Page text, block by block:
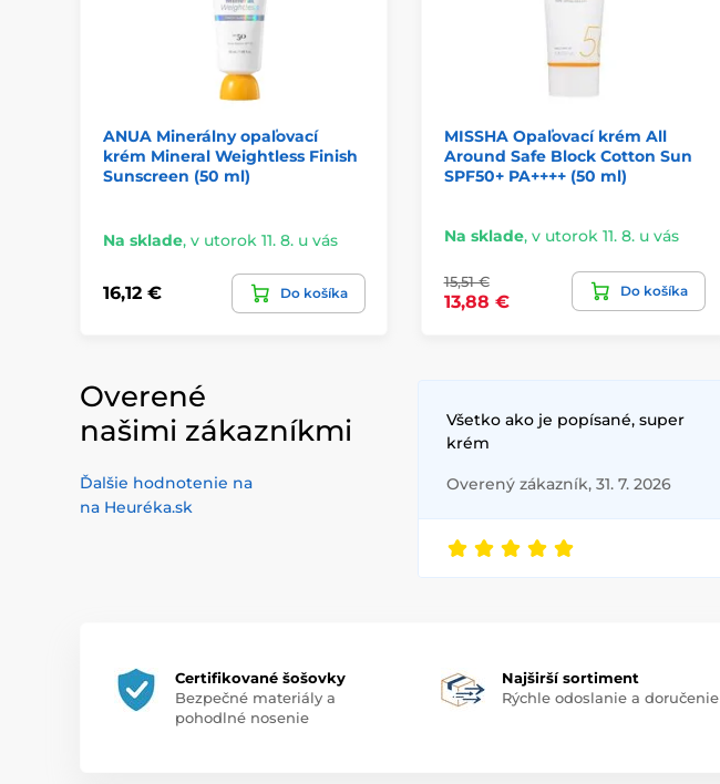
ANUA Minerálny opaľovací
krém Mineral Weightless Finish
Sunscreen (50 ml)
Na sklade, v utorok 11. 8. u vás
16,12 € Do košíka
MISSHA Opaľovací krém All
Around Safe Block Cotton Sun
SPF50+ PA++++ (50 ml)
Na sklade, v utorok 11. 8. u vás
15,51 €
13,88 €
Do košíka
Overené
našimi zákazníkmi
Ďalšie hodnotenie na
na Heuréka.sk
Všetko ako je popísané, super
krém
Overený zákazník, 31. 7. 2026
Certifikované šošovky
Bezpečné materiály a
pohodlné nosenie
Najširší sortiment
Rýchle odoslanie a doručenie